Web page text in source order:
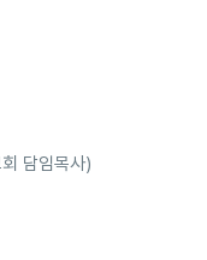
담임목사)